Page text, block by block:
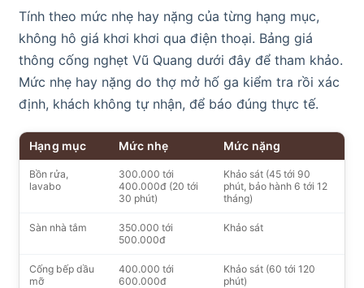
Tính theo mức nhẹ hay nặng của từng hạng mục,
không hô giá khơi khơi qua điện thoại. Bảng giá
thông cống nghẹt Vũ Quang dưới đây để tham khảo.
Mức nhẹ hay nặng do thợ mở hố ga kiểm tra rồi xác
định, khách không tự nhận, để báo đúng thực tế.
Hạng mục Mức nhẹ Mức nặng
Bồn rửa,
lavabo
300.000 tới
400.000đ (20 tới
30 phút)
Khảo sát (45 tới 90
phút, bảo hành 6 tới 12
tháng)
Sàn nhà tắm
350.000 tới
500.000đ
Khảo sát
Cống bếp dầu
mỡ
400.000 tới
600.000đ
Khảo sát (60 tới 120
phút)